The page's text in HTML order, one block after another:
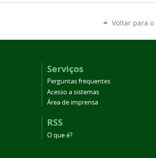
Voltar para
Serviços
Perguntas frequentes
Acesso a sistemas
Área de imprensa
RSS
O que é?